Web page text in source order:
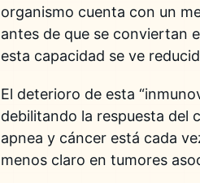
organismo cuenta con un
antes de que se conviertan
esta capacidad se ve
El deterioro de esta
debilitando la respuesta del
apnea y cáncer está cada
menos claro en tumores